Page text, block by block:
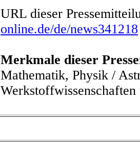
URL dieser
online.de/de/news341218
Merkmale dieser
Mathematik, Physik /